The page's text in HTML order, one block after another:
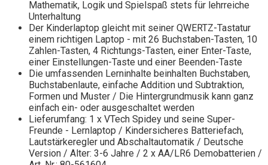
Mathematik, Logik und Spielspaß stets für lehrreiche
Unterhaltung
Der Kinderlaptop gleicht mit seiner QWERTZ-Tastatur
einem richtigen Laptop - mit 26 Buchstaben-Tasten, 10
Zahlen-Tasten, 4 Richtungs-Tasten, einer Enter-Taste,
einer Einstellungen-Taste und einer Beenden-Taste
Die umfassenden Lerninhalte beinhalten Buchstaben,
Buchstabenlaute, einfache Addition und Subtraktion,
Formen und Muster / Die Hintergrundmusik kann ganz
einfach ein- oder ausgeschaltet werden
Lieferumfang: 1 x VTech Spidey und seine Super-
Freunde - Lernlaptop / Kindersicheres Batteriefach,
Lautstärkeregler und Abschaltautomatik / Deutsche
Version / Alter: 3-6 Jahre / 2 x AA/LR6 Demobatterien /